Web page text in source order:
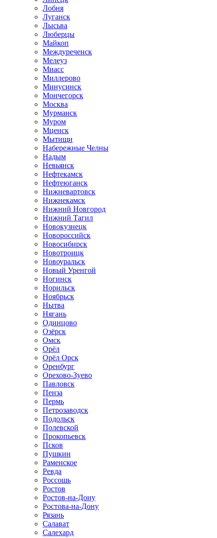
Лобня
Луганск
Лысьва
Люберцы
Майкоп
Междуреченск
Мелеуз
Миасс
Миллерово
Минусинск
Мончегорск
Москва
Мурманск
Муром
Мценск
Мытищи
Набережные Челны
Надым
Невьянск
Нефтекамск
Нефтеюганск
Нижневартовск
Нижнекамск
Нижний Новгород
Нижний Тагил
Новокузнецк
Новороссийск
Новосибирск
Новотроицк
Новоуральск
Новый Уренгой
Ногинск
Норильск
Ноябрьск
Нытва
Нягань
Одинцово
Озёрск
Омск
Орёл
Орёл Орск
Оренбург
Орехово-Зуево
Павловск
Пенза
Пермь
Петрозаводск
Подольск
Полевской
Прокопьевск
Псков
Пушкин
Раменское
Ревда
Россошь
Ростов
Ростов-на-Дону
Ростова-на-Дону
Рязань
Салават
Салехард